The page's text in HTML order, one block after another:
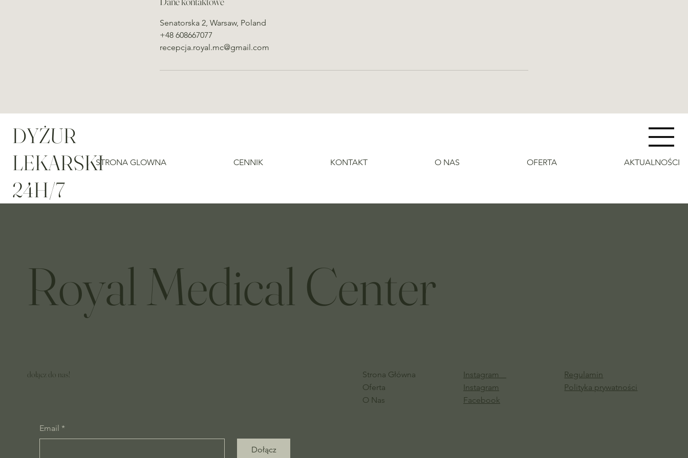
DYŻUR
LEKARSKI
24H/7
STRONA GLOWNA CENNIK KONTAKT O NAS OFERTA AKTUALNOŚCI
Senatorska 2, Warsaw, Poland
+48 608667077
recepcja.royal.mc@gmail.com
Royal Medical Center
dołącz do nas!
Instagram
Instagram
Facebook
Strona Główna
Oferta
O Nas
Regulamin
Polityka prywatności
Email *
Dołącz